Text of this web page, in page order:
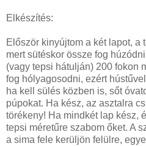
Elkészítés:
Először kinyújtom a két lapot, a
mert sütéskor össze fog
(vagy tepsi hátulján) 200 fokon
fog hólyagosodni, ezért
ha kell sülés közben is, sőt
púpokat. Ha kész, az asztalra
törékeny! Ha mindkét lap kész,
tepsi méretűre szabom őket. A
a sima fele kerüljön felülre,